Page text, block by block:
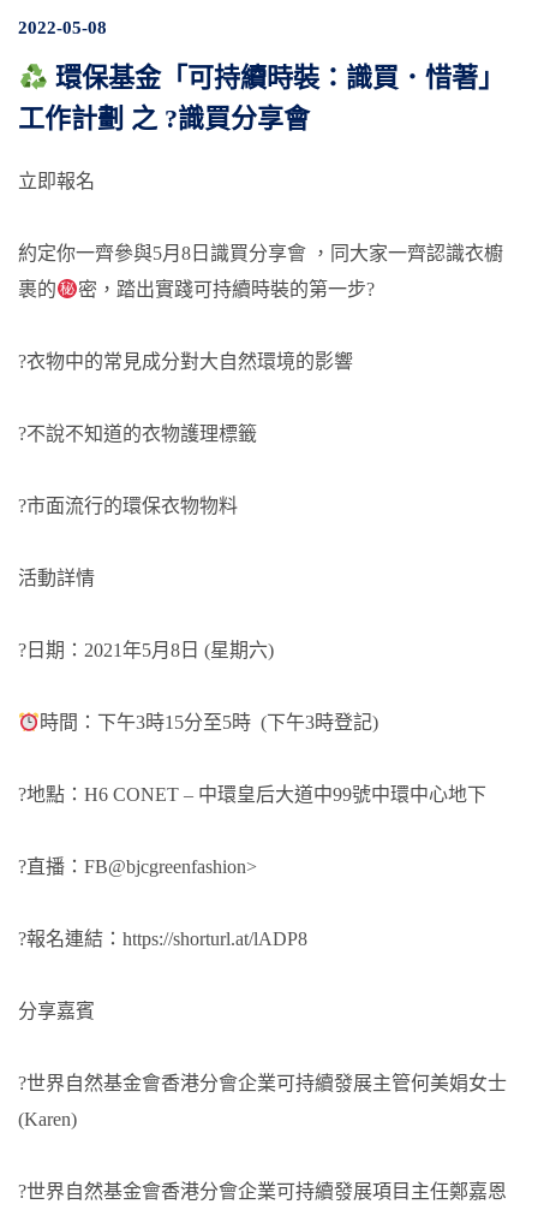
2022-05-08
環保基金「可持續時裝：識買．惜著」
工作計劃 之 ?識買分享會
立即報名
約定你一齊參與5月8日識買分享會 ，同大家一齊認識衣櫥
裹的
密，踏出實踐可持續時裝的第一步?
?衣物中的常見成分對大自然環境的影響
?️不說不知道的衣物護理標籤
?市面流行的環保衣物物料
活動詳情
?日期：2021年5月8日 (星期六)
時間：下午3時15分至5時 (下午3時登記)
?地點：H6 CONET – 中環皇后大道中99號中環中心地下
?直播： FB@bjcgreenfashion>
?報名連結： https://shorturl.at/lADP8
分享嘉賓
?世界自然基金會香港分會企業可持續發展主管何美娟女士
(Karen)
?世界自然基金會香港分會企業可持續發展項目主任鄭嘉恩